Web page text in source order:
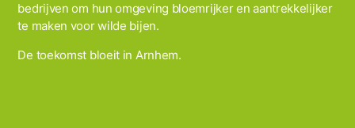
bedrijven om hun omgeving bloemrijker en aantrekkelijker
te maken voor wilde bijen.
De toekomst bloeit in Arnhem.